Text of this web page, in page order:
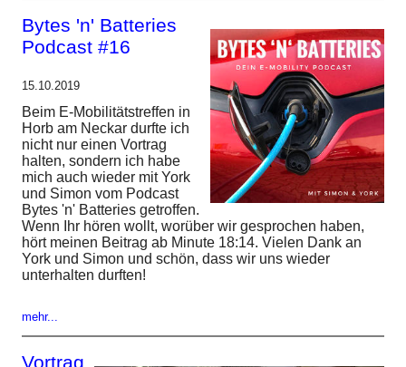
Bytes 'n' Batteries
Podcast #16
15.10.2019
Beim E-Mobilitätstreffen in
Horb am Neckar durfte ich
nicht nur einen Vortrag
halten, sondern ich habe
mich auch wieder mit York
und Simon vom Podcast
Bytes 'n' Batteries getroffen.
Wenn Ihr hören wollt, worüber wir gesprochen haben,
hört meinen Beitrag ab Minute 18:14. Vielen Dank an
York und Simon und schön, dass wir uns wieder
unterhalten durften!
mehr...
Vortrag